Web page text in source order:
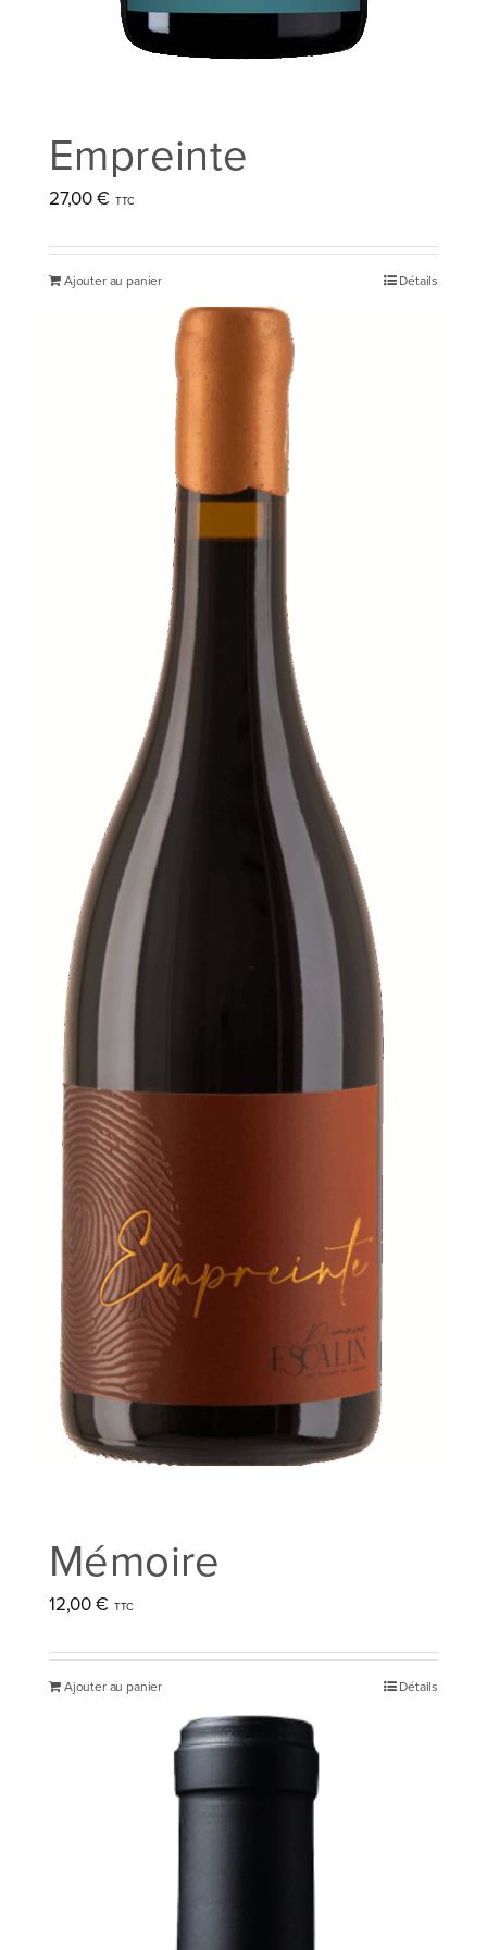
Empreinte
27,00€
Ajouter au panier Détails
Mémoire
12,00€
Ajouter au panier Détails